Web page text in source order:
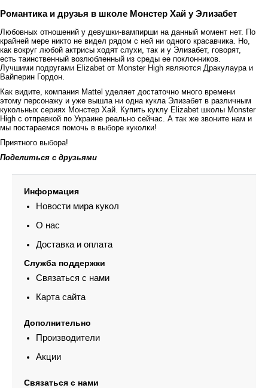
Романтика и друзья в школе Монстер Хай у Элизабет
Любовных отношений у девушки-вампирши на данный момент нет. По
крайней мере никто не видел рядом с ней ни одного красавчика. Но,
как вокруг любой актрисы ходят слухи, так и у Элизабет, говорят,
есть таинственный возлюбленный из среды ее поклонников.
Лучшими подругами Elizabet от Monster High являются Дракулаура и
Вайперин Гордон.
Как видите, компания Mattel уделяет достаточно много времени
этому персонажу и уже вышла ни одна кукла Элизабет в различным
кукольных сериях Монстер Хай. Купить куклу Elizabet школы Monster
High с отправкой по Украине реально сейчас. А так же звоните нам и
мы постараемся помочь в выборе куколки!
Приятного выбора!
Поделиться с друзьями
Информация
Новости мира кукол
О нас
Доставка и оплата
Служба поддержки
Связаться с нами
Карта сайта
Дополнительно
Производители
Акции
Связаться с нами